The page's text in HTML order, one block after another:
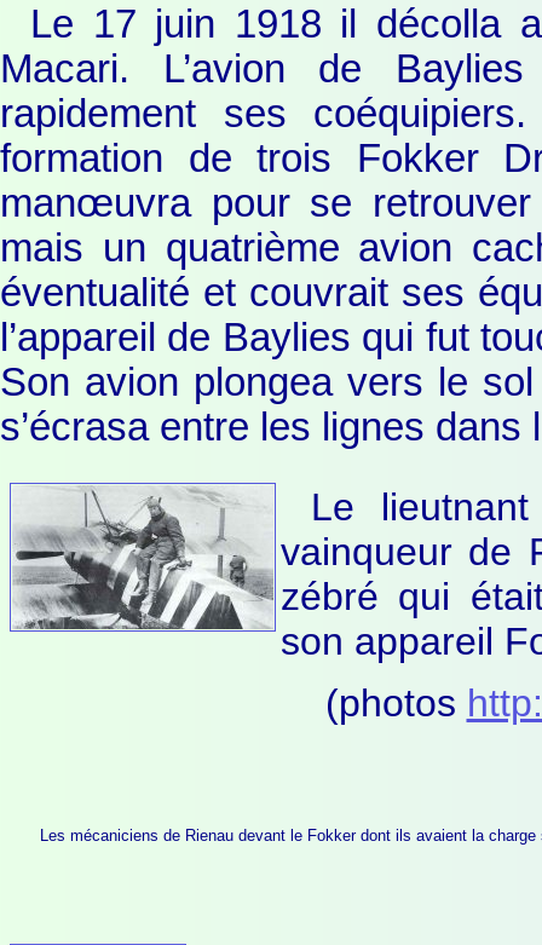
Le 17 juin 1918 il décolla
Macari. L’avion de
rapidement ses
formation de trois Fokker
manœuvra pour se
mais un quatrième avion
éventualité et couvrait ses
l’appareil de Baylies qui fut
Son avion plongea vers le
s’écrasa entre les lignes
Le
vainqueur de
zébré qui
son appareil
(photos
Les mécaniciens de Rienau devant le Fokker dont ils avaient la